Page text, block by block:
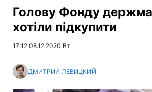
Голову Фонду
хотіли підкупити
17:12 08.12.2020 Вт
ДМИТРИЙ ЛЕВИЦКИЙ